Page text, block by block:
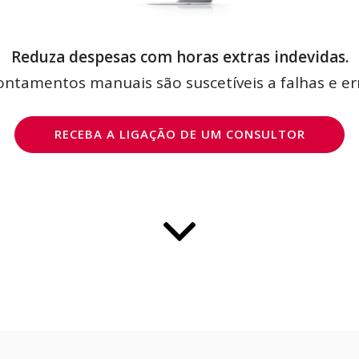
Reduza despesas com horas extras indevidas.
manuais são suscetíveis a falhas e
RECEBA A LIGAÇÃO DE UM CONSULTOR